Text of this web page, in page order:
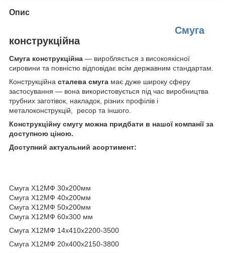
Опис
Смуга
конструкційна
Смуга конструкційна — виробляється з високоякісної
сировини та повністю відповідає всім державним стандартам.
Конструкційна сталева смуга має дуже широку сферу
застосування — вона використовується під час виробництва
трубних заготівок, накладок, різних профілів і
металоконструкцій,
ресор та іншого.
Конструкційну смугу можна придбати в нашої компанії за
доступною ціною.
Доступний актуальний асортимент:
Смуга Х12МФ 30х200мм
Смуга Х12МФ 40х200мм
Смуга Х12МФ 50х200мм
Смуга Х12МФ 60х300 мм
Смуга Х12МФ 14х410х2200-3500
Смуга Х12МФ 20х400х2150-3800